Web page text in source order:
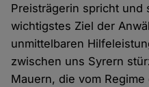
Preisträgerin spricht und
wichtigstes Ziel der
unmittelbaren
zwischen uns Syrern
Mauern, die vom